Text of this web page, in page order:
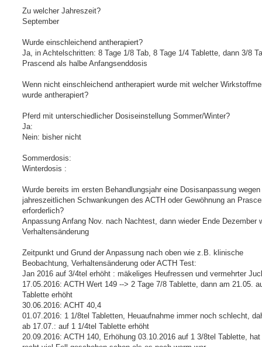
Zu welcher Jahreszeit?
September
Wurde einschleichend antherapiert?
Ja, in Achtelschritten: 8 Tage 1/8 Tab, 8 Tage 1/4 Tablette, dann 3/8
Prascend als halbe Anfangsenddosis
Wenn nicht einschleichend antherapiert wurde mit welcher
wurde antherapiert?
Pferd mit unterschiedlicher Dosiseinstellung Sommer/Winter?
Ja:
Nein: bisher nicht
Sommerdosis:
Winterdosis :
Wurde bereits im ersten Behandlungsjahr eine Dosisanpassung wegen
jahreszeitlichen Schwankungen des ACTH oder Gewöhnung an
erforderlich?
Anpassung Anfang Nov. nach Nachtest, dann wieder Ende Dezember
Verhaltensänderung
Zeitpunkt und Grund der Anpassung nach oben wie z.B. klinische
Beobachtung, Verhaltensänderung oder ACTH Test:
Jan 2016 auf 3/4tel erhöht : mäkeliges Heufressen und vermehrter
17.05.2016: ACTH Wert 149 --> 2 Tage 7/8 Tablette, dann am 21.05.
Tablette erhöht
30.06.2016: ACHT 40,4
01.07.2016: 1 1/8tel Tabletten, Heuaufnahme immer noch schlecht,
ab 17.07.: auf 1 1/4tel Tablette erhöht
20.09.2016: ACTH 140, Erhöhung 03.10.2016 auf 1 3/8tel Tablette,